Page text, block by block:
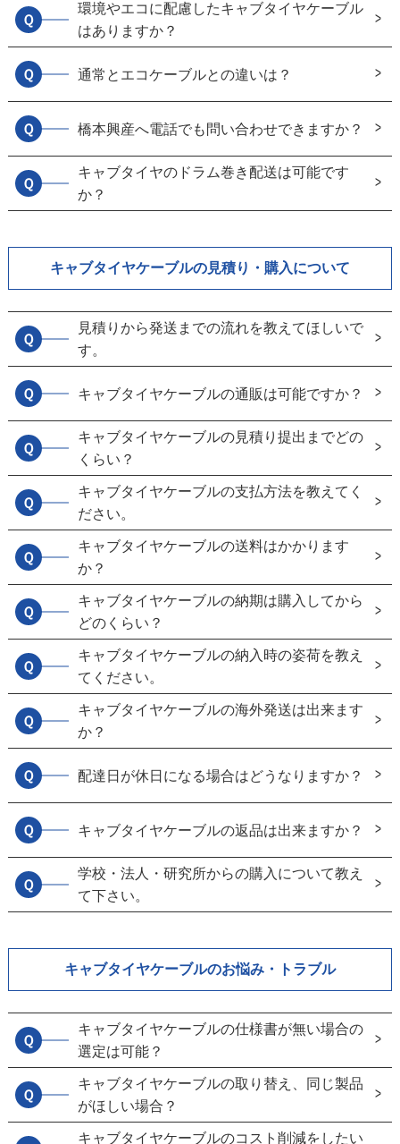
Ｑ
環境やエコに配慮したキャブタイヤケーブル
はありますか？
Ｑ 通常とエコケーブルとの違いは？
Ｑ 橋本興産へ電話でも問い合わせできますか？
Ｑ
キャブタイヤのドラム巻き配送は可能です
か？
キャブタイヤケーブルの見積り・購入について
Ｑ
見積りから発送までの流れを教えてほしいで
す。
Ｑ キャブタイヤケーブルの通販は可能ですか？
Ｑ
キャブタイヤケーブルの見積り提出までどの
くらい？
Ｑ
キャブタイヤケーブルの支払方法を教えてく
ださい。
Ｑ
キャブタイヤケーブルの送料はかかります
か？
Ｑ
キャブタイヤケーブルの納期は購入してから
どのくらい？
Ｑ
キャブタイヤケーブルの納入時の姿荷を教え
てください。
Ｑ
キャブタイヤケーブルの海外発送は出来ます
か？
Ｑ 配達日が休日になる場合はどうなりますか？
Ｑ キャブタイヤケーブルの返品は出来ますか？
Ｑ
学校・法人・研究所からの購入について教え
て下さい。
キャブタイヤケーブルのお悩み・トラブル
Ｑ
キャブタイヤケーブルの仕様書が無い場合の
選定は可能？
Ｑ
キャブタイヤケーブルの取り替え、同じ製品
がほしい場合？
キャブタイヤケーブルのコスト削減をしたい